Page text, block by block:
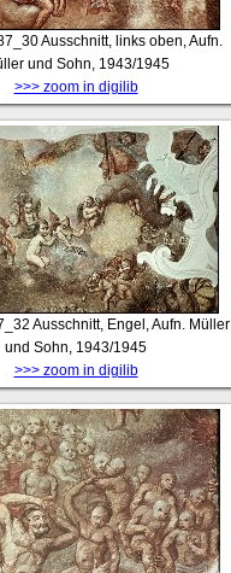
Ausschnitt, links oben, Aufn.
und Sohn, 1943/1945
>>> zoom in digilib
Ausschnitt, Engel, Aufn. Müller
und Sohn, 1943/1945
>>> zoom in digilib